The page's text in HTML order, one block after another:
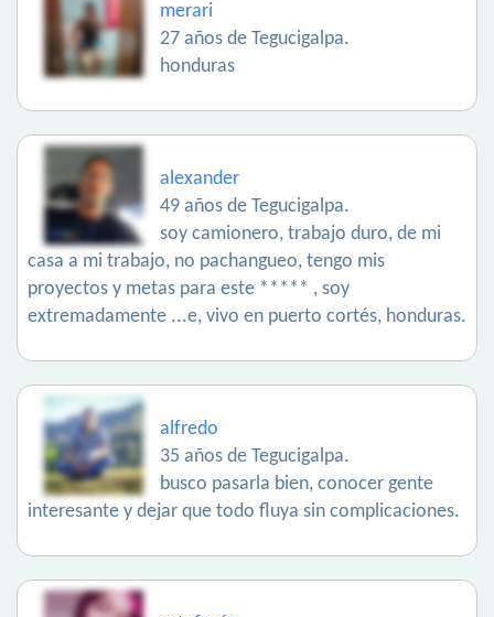
merari
27 años de Tegucigalpa.
honduras
alexander
49 años de Tegucigalpa.
soy camionero, trabajo duro, de mi
casa a mi trabajo, no pachangueo, tengo mis
proyectos y metas para este ***** , soy
extremadamente ...e, vivo en puerto cortés, honduras.
alfredo
35 años de Tegucigalpa.
busco pasarla bien, conocer gente
interesante y dejar que todo fluya sin complicaciones.